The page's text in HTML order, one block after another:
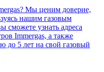
Мы ценим доверие,
нашим газовым
сможете узнать адреса
Immergas, а также
до 5 лет на свой газовый